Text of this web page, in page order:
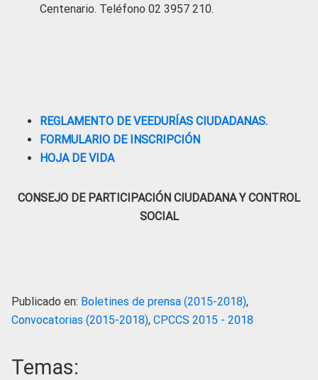
Centenario. Teléfono 02 3957 210.
REGLAMENTO DE VEEDURÍAS CIUDADANAS.
FORMULARIO DE INSCRIPCIÓN
HOJA DE VIDA
CONSEJO DE PARTICIPACIÓN CIUDADANA Y CONTROL
SOCIAL
Publicado en: Boletines de prensa (2015-2018),
Convocatorias (2015-2018), CPCCS 2015 - 2018
Temas: